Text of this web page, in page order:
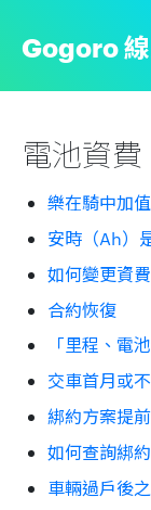
Gogoro
電池資費
樂在騎中加
安時（Ah）
如何變更資
合約恢復
「里程、電
交車首月或
綁約方案提
如何查詢綁
車輛過戶後